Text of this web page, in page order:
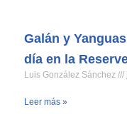
Galán y
día en la
Luis González Sánchez
Leer más »